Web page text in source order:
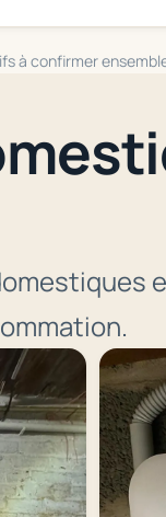
à confirmer